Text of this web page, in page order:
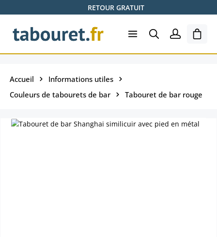
Passer au contenu principalRETOUR GRATUIT
Le
Accueil
Informations utiles
Couleurs de tabourets de bar
Tabouret de bar rouge